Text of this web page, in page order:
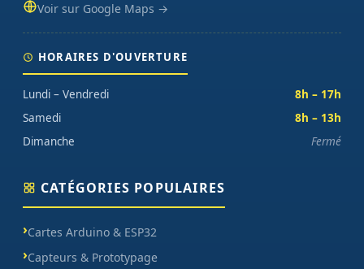
Voir sur Google Maps →
HORAIRES D'OUVERTURE
Lundi – Vendredi
8h – 17h
Samedi
8h – 13h
Dimanche
Fermé
CATÉGORIES POPULAIRES
Cartes Arduino & ESP32
Capteurs & Prototypage